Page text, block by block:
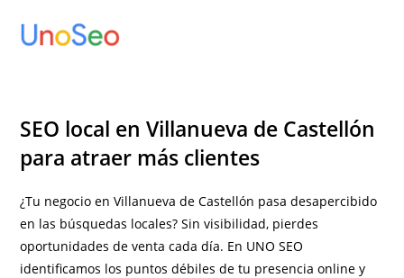
SEO local en Villanueva de Castellón
para atraer más clientes
¿Tu negocio en Villanueva de Castellón pasa desapercibido
en las búsquedas locales? Sin visibilidad, pierdes
oportunidades de venta cada día. En UNO SEO
identificamos los puntos débiles de tu presencia online y